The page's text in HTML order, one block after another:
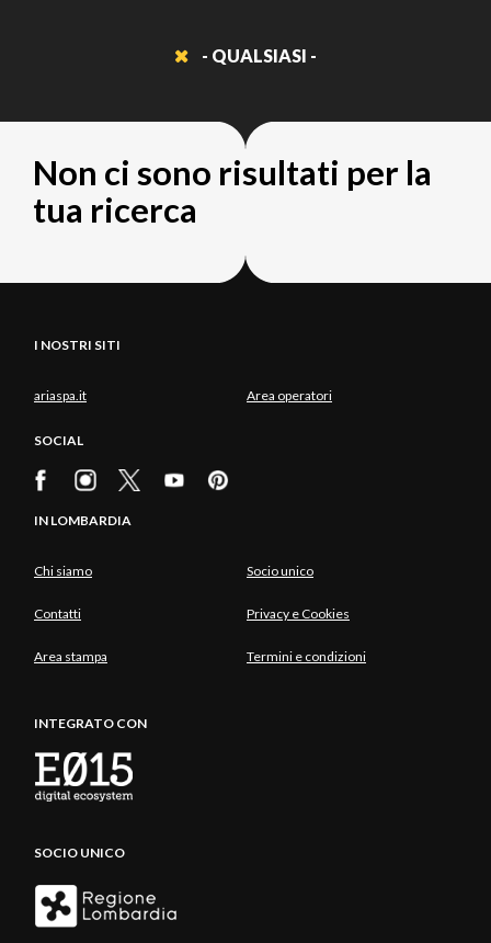
- QUALSIASI -
Non ci sono risultati per la
tua ricerca
I NOSTRI SITI
ariaspa.it Area operatori
SOCIAL
IN LOMBARDIA
Chi siamo Socio unico
Contatti Privacy e Cookies
Area stampa Termini e condizioni
INTEGRATO CON
SOCIO UNICO